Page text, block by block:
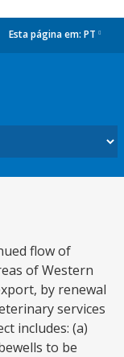
Esta página em: PT
flow of
of Western
by renewal
services
includes: (a)
to be